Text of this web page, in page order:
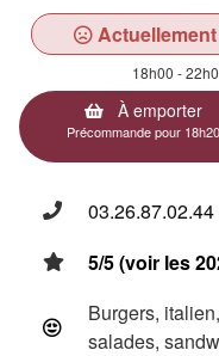
Actuellement
18h00 -
À emporter
Précommande pour 18h20
03.26.87.02.44
5/5 (voir les
Burgers,
salades,